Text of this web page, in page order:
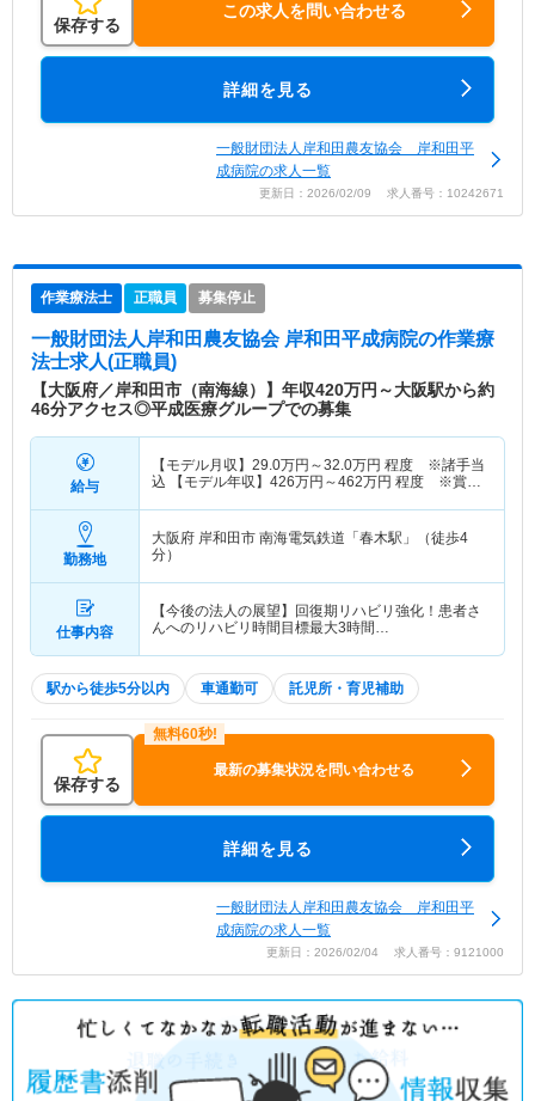
保存する
この求人を問い合わせる
詳細を見る
一般財団法人岸和田農友協会 岸和田平
成病院の求人一覧
更新日：2026/02/09 求人番号：10242671
作業療法士 正職員 募集停止
一般財団法人岸和田農友協会 岸和田平成病院の作業療
法士求人(正職員)
【大阪府／岸和田市（南海線）】年収420万円～大阪駅から約
46分アクセス◎平成医療グループでの募集
給与
【モデル月収】 29.0万円～32.0万円 程度 ※諸手当
込 【モデル年収】 426万円～462万円 程度 ※賞与
勤務地
大阪府 岸和田市 南海電気鉄道「春木駅」（徒歩4
分）
仕事内容
【今後の法人の展望】回復期リハビリ強化！患者さ
んへのリハビリ時間目標最大3時間…
駅から徒歩5分以内 車通勤可 託児所・育児補助
保存する
最新の募集状況を問い合わせる
詳細を見る
一般財団法人岸和田農友協会 岸和田平
成病院の求人一覧
更新日：2026/02/04 求人番号：9121000